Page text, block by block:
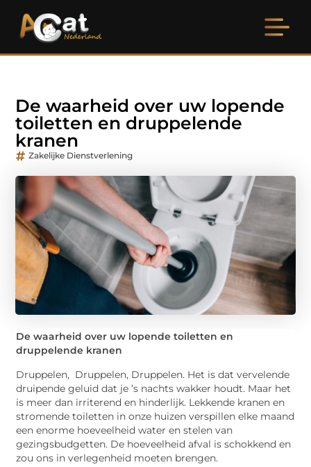
De waarheid over uw lopende
toiletten en druppelende
kranen
Zakelijke Dienstverlening
De waarheid over uw lopende toiletten en
druppelende kranen
Druppelen, Druppelen, Druppelen. Het is dat vervelende
druipende geluid dat je ’s nachts wakker houdt. Maar het
is meer dan irriterend en hinderlijk. Lekkende kranen en
stromende toiletten in onze huizen verspillen elke maand
een enorme hoeveelheid water en stelen van
gezingsbudgetten. De hoeveelheid afval is schokkend en
zou ons in verlegenheid moeten brengen.